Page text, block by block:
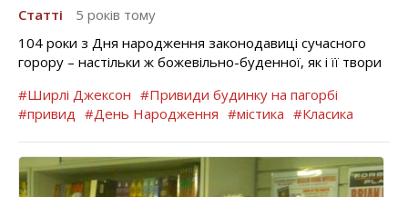
Статті
5 років тому
104 роки з Дня народження законодавиці сучасного
горору – настільки ж божевільно-буденної, як і її твори
#Ширлі Джексон #Привиди будинку на пагорбі
#привид #День Народження #містика #Класика